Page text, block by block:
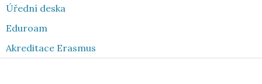
Úřední deska
Eduroam
Akreditace Erasmus